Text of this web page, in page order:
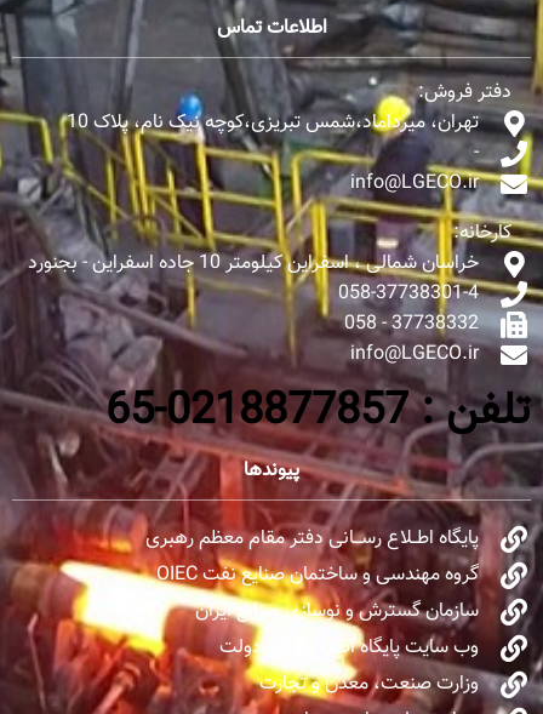
اطلاعات تماس
دفتر فروش:
تهران، میرداماد،شمس تبریزی،کوچه نیک نام، پلاک 10
-
info@LGECO.ir
کارخانه:
خراسان شمالی ، اسفراین کیلومتر 10 جاده اسفراین - بجنورد
058-37738301-4
37738332 - 058
info@LGECO.ir
تلفن : 0218877857-65
پیوندها
پایگاه اطــلاع رســـانی دفتر مقام معظم رهبری
گروه مهندسی و ساختمان صنایع نفت OIEC
سازمان گسترش و نوسازی صنایع ایران
وب سایت پایگاه اطلاع‌رسانی دولت
وزارت صنعت، معدن و تجارت